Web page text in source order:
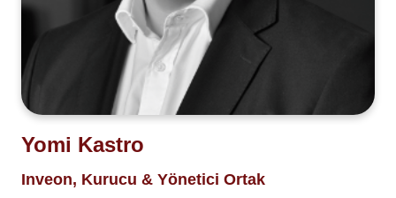
Yomi Kastro
Inveon, Kurucu & Yönetici Ortak